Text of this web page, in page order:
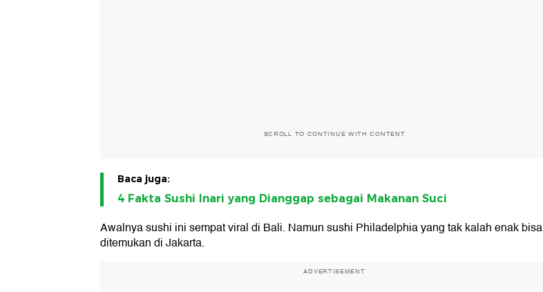
SCROLL TO CONTINUE WITH CONTENT
Baca juga:
4 Fakta Sushi Inari yang Dianggap sebagai Makanan Suci
Awalnya sushi ini sempat viral di Bali. Namun sushi Philadelphia yang tak kalah enak bisa
ditemukan di Jakarta.
ADVERTISEMENT